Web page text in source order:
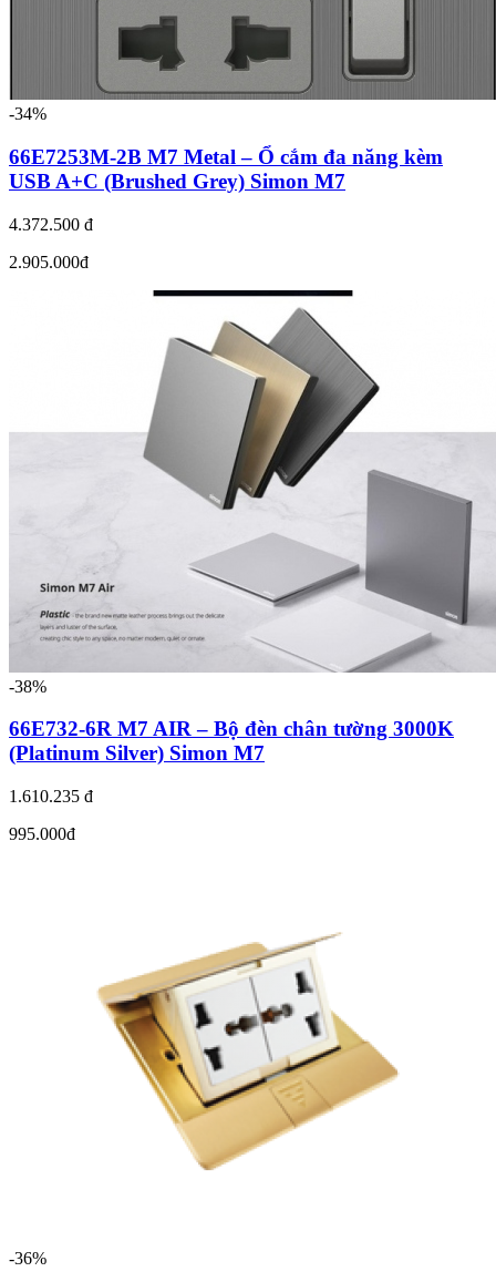
-34%
66E7253M-2B M7 Metal – Ổ cắm đa năng kèm
USB A+C (Brushed Grey) Simon M7
4.372.500 đ
2.905.000đ
-38%
66E732-6R M7 AIR – Bộ đèn chân tường 3000K
(Platinum Silver) Simon M7
1.610.235 đ
995.000đ
-36%